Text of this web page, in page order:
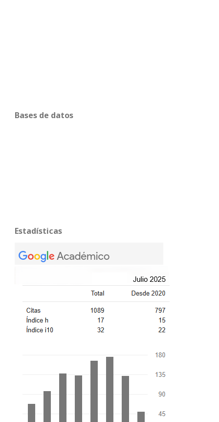
Bases de datos
Estadísticas